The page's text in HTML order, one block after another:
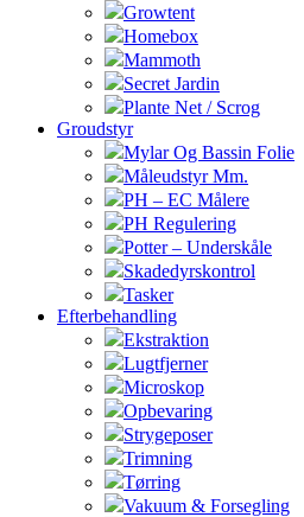
Growtent
Homebox
Mammoth
Secret Jardin
Plante Net / Scrog
Groudstyr
Mylar Og Bassin Folie
Måleudstyr Mm.
PH – EC Målere
PH Regulering
Potter – Underskåle
Skadedyrskontrol
Tasker
Efterbehandling
Ekstraktion
Lugtfjerner
Microskop
Opbevaring
Strygeposer
Trimning
Tørring
Vakuum & Forsegling